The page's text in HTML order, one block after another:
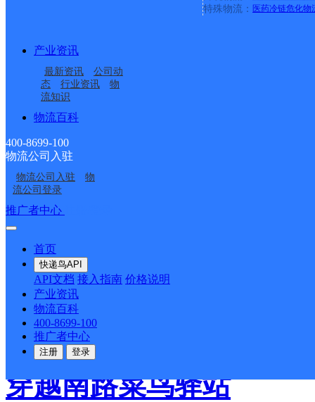
特殊物流： 医药冷链危化物
产业资讯
最新资讯
公司动
态
行业资讯
物
流知识
物流百科
400-8699-100
物流公司入驻
物流公司入驻
物
流公司登录
推广者中心
首页
快递鸟API
API文档 接入指南 价格说明
产业资讯
物流百科
400-8699-100
推广者中心
注册 登录
详情
中央花园菜鸟驿站
顺丰速运
道中央花园门卫
派送范围:全境
景凤路店菜鸟驿站
顺丰速运
派送范围:全境
穿越南路菜鸟驿站